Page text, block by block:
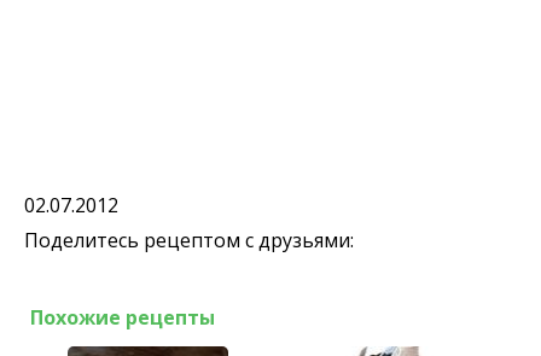
02.07.2012
Поделитесь рецептом с друзьями:
Похожие рецепты